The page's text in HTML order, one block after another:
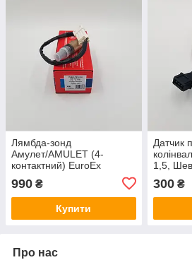
Лямбда-зонд
Амулет/AMULET (4-
контактний) EuroEx
990 ₴
Купити
Датчик
1,5,
300₴
Про нас